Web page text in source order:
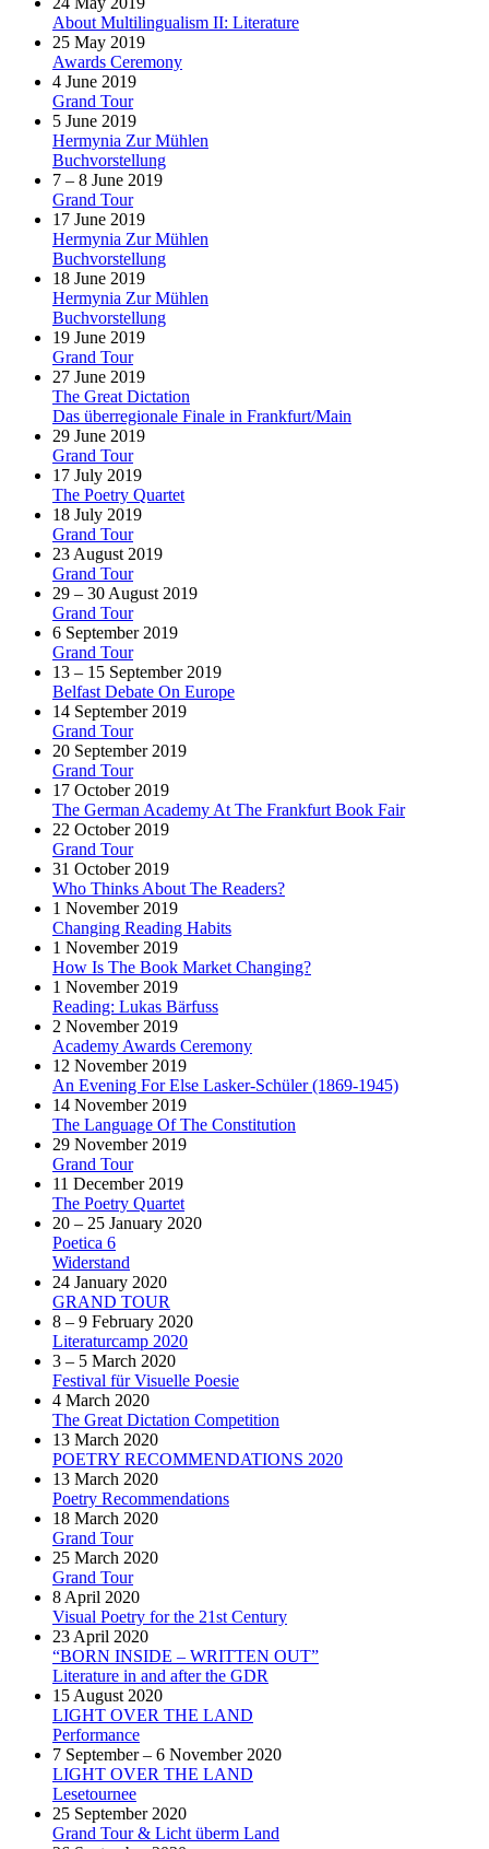
About Multilingualism II: Literature
25 May 2019
Awards Ceremony
4 June 2019
Grand Tour
5 June 2019
Hermynia Zur Mühlen
Buchvorstellung
7 – 8 June 2019
Grand Tour
17 June 2019
Hermynia Zur Mühlen
Buchvorstellung
18 June 2019
Hermynia Zur Mühlen
Buchvorstellung
19 June 2019
Grand Tour
27 June 2019
The Great Dictation
Das überregionale Finale in Frankfurt/Main
29 June 2019
Grand Tour
17 July 2019
The Poetry Quartet
18 July 2019
Grand Tour
23 August 2019
Grand Tour
29 – 30 August 2019
Grand Tour
6 September 2019
Grand Tour
13 – 15 September 2019
Belfast Debate On Europe
14 September 2019
Grand Tour
20 September 2019
Grand Tour
17 October 2019
The German Academy At The Frankfurt Book Fair
22 October 2019
Grand Tour
31 October 2019
Who Thinks About The Readers?
1 November 2019
Changing Reading Habits
1 November 2019
How Is The Book Market Changing?
1 November 2019
Reading: Lukas Bärfuss
2 November 2019
Academy Awards Ceremony
12 November 2019
An Evening For Else Lasker-Schüler (1869-1945)
14 November 2019
The Language Of The Constitution
29 November 2019
Grand Tour
11 December 2019
The Poetry Quartet
20 – 25 January 2020
Poetica 6
Widerstand
24 January 2020
GRAND TOUR
8 – 9 February 2020
Literaturcamp 2020
3 – 5 March 2020
Festival für Visuelle Poesie
4 March 2020
The Great Dictation Competition
13 March 2020
POETRY RECOMMENDATIONS 2020
13 March 2020
Poetry Recommendations
18 March 2020
Grand Tour
25 March 2020
Grand Tour
8 April 2020
Visual Poetry for the 21st Century
23 April 2020
“BORN INSIDE – WRITTEN OUT”
Literature in and after the GDR
15 August 2020
LIGHT OVER THE LAND
Performance
7 September – 6 November 2020
LIGHT OVER THE LAND
Lesetournee
25 September 2020
Grand Tour & Licht überm Land